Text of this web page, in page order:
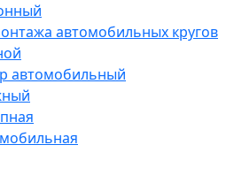
автомобильных кругов
автомобильный